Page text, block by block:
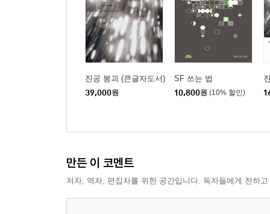
진공 붕괴 (큰글자도서)
39,000원
SF 쓰는 법
10,800원 (10% 할인)
만든 이 코멘트
저자, 역자, 편집자를 위한 공간입니다. 독자들에게 전하